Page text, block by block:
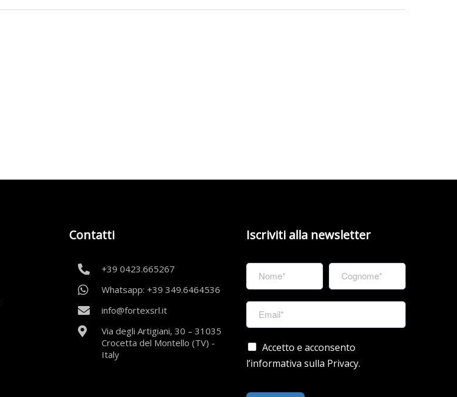
Contatti
+39 0423.665267
Whatsapp: +39 349.6464536
info@fortexsrl.it
Via degli Artigiani, 30 – 31035
Crocetta del Montello (TV) -
Italy
Iscriviti alla newsletter
Accetto e acconsento
l’informativa sulla Privacy.